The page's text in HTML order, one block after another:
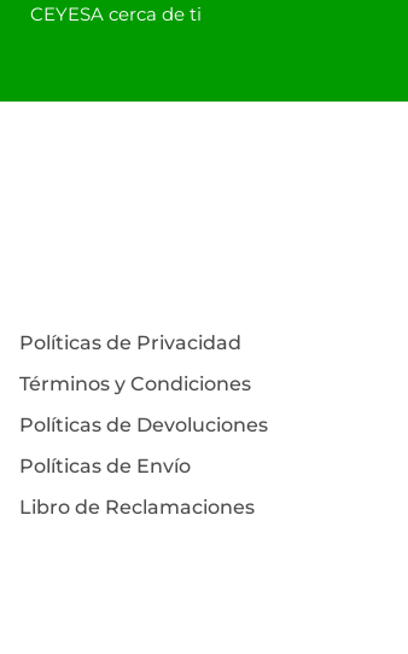
CEYESA cerca de ti
Políticas de Privacidad
Términos y Condiciones
Políticas de Devoluciones
Políticas de Envío
Libro de Reclamaciones